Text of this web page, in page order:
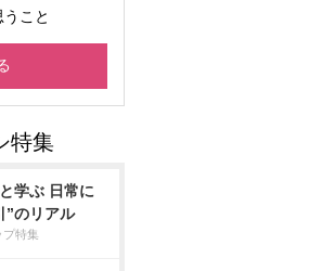
こと
学ぶ 日常に
”のリアル
プ特集